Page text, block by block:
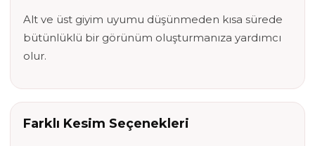
Alt ve üst giyim uyumu düşünmeden kısa sürede
bütünlüklü bir görünüm oluşturmanıza yardımcı
olur.
Farklı Kesim Seçenekleri